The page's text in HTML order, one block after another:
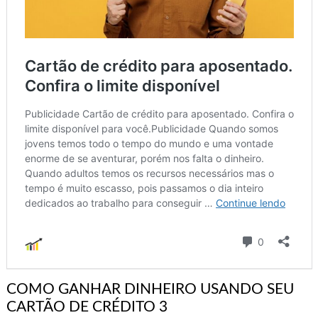
COMO GANHAR DINHEIRO USANDO SEU
CARTÃO DE CRÉDITO 3